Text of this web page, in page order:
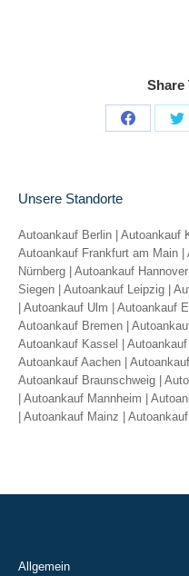
Share
Share
Unsere Standorte
Autoankauf Berlin Autoankauf
Autoankauf Frankfurt am Main
Nürnberg
Autoankauf Hannover
Siegen
Autoankauf Leipzig
Autoankauf Ulm Autoankauf
Autoankauf Bremen
Autoankauf Kassel
Autoankauf Aachen
Autoankauf Braunschweig
Autoankauf Mannheim
Autoankauf Mainz
Allgemein